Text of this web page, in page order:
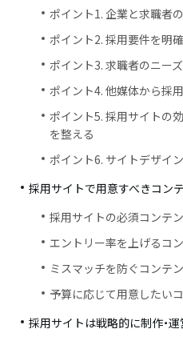
ポイント1. 企業と求職者
ポイント2. 採用要件を明
ポイント3. 求職者のニー
ポイント4. 他媒体から採
ポイント5. 採用サイトの
を整える
ポイント6. サイトデザイ
採用サイトで用意すべきコン
採用サイトの必須コンテ
エントリー率を上げるコ
ミスマッチを防ぐコンテ
予算に応じて用意したい
採用サイトは戦略的に制作・